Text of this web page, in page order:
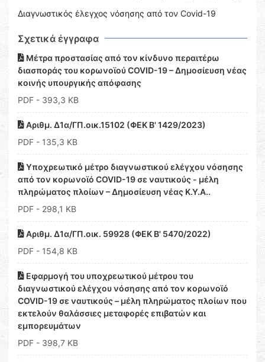
Διαγνωστικός έλεγχος νόσησης από τον Covid-19
Σχετικά έγγραφα
Μέτρα προστασίας από τον κίνδυνο περαιτέρω
διασποράς του κορωνοϊού COVID-19 – Δημοσίευση νέας
κοινής υπουργικής απόφασης
PDF - 393,3 KB
Αριθμ. Δ1α/ΓΠ.οικ.15102 (ΦΕΚ Β' 1429/2023)
PDF - 135,3 KB
Υποχρεωτικό μέτρο διαγνωστικού ελέγχου νόσησης
από τον κορωνοϊό COVID-19 σε ναυτικούς - μέλη
πληρώματος πλοίων – Δημοσίευση νέας Κ.Υ.Α..
PDF - 298,1 KB
Αριθμ. Δ1α/ΓΠ.οικ. 59928 (ΦΕΚ Β' 5470/2022)
PDF - 154,8 KB
Εφαρμογή του υποχρεωτικού μέτρου του
διαγνωστικού ελέγχου νόσησης από τον κορωνοϊό
COVID-19 σε ναυτικούς – μέλη πληρώματος πλοίων που
εκτελούν θαλάσσιες μεταφορές επιβατών και
εμπορευμάτων
PDF - 398,7 KB